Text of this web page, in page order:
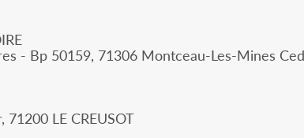
- Bp 50159, 71306 Montceau-Les-Mines
71200 LE CREUSOT